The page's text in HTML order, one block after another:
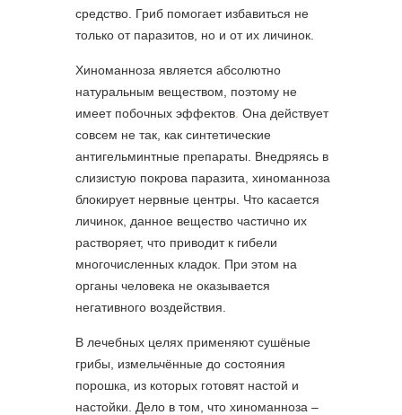
средство. Гриб помогает избавиться не
только от паразитов, но и от их личинок.
Хиноманноза является абсолютно
натуральным веществом, поэтому не
имеет побочных эффектов Она действует
совсем не так, как синтетические
антигельминтные препараты. Внедряясь в
слизистую покрова паразита, хиноманноза
блокирует нервные центры. Что касается
личинок, данное вещество частично их
растворяет, что приводит к гибели
многочисленных кладок. При этом на
органы человека не оказывается
негативного воздействия.
В лечебных целях применяют сушёные
грибы, измельчённые до состояния
порошка, из которых готовят настой и
настойки. Дело в том, что хиноманноза –